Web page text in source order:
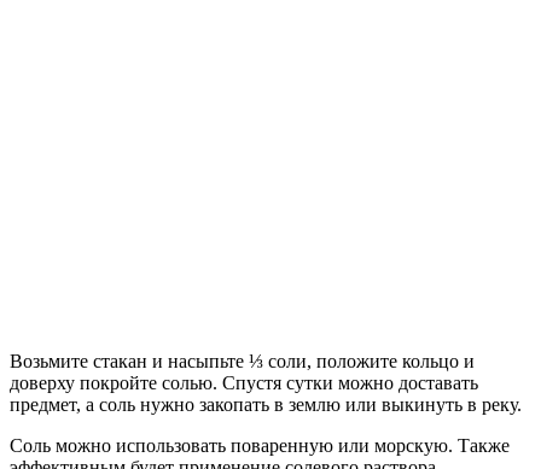
Возьмите стакан и насыпьте ⅓ соли, положите кольцо и
доверху покройте солью. Спустя сутки можно доставать
предмет, а соль нужно закопать в землю или выкинуть в реку.
Соль можно использовать поваренную или морскую. Также